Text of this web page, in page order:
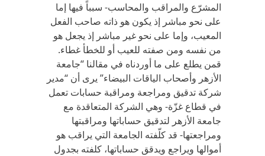
المشرّع والمراقب والمحاسب- سبباً فيها إما
على نحو مباشر إذ يكون هو ذاته صاحب الفعل
المعيب، وإما على نحو غير مباشر إذ يجعل هو
من نفسه ومن صفته للعيب أو للخطأ غطاء.
قمن يطلع على ما أوردناه في مقالنا “جامعة
الأزهر وأصحاب الياقات البيضاء” يرى أن “مدير
شركة تدقيق ومراجعة ومراقبة حسابات تعمل
في قطاع غزّة- وهي الشركة المتعاقدة مع
جامعة الأزهر لتدقيق حساباتها ومراقبتها
ومراجعتها- قد كلّفته الجامعة التي يراقب هو
أموالها ويراجع ويدقق حساباتها، كلفته بجدول